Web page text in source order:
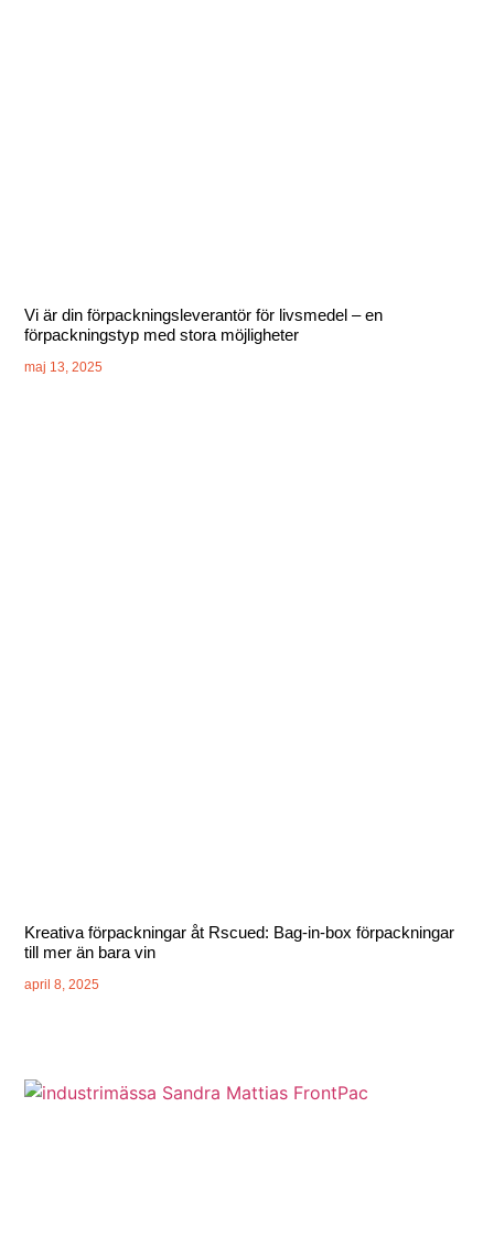
Vi är din förpackningsleverantör för livsmedel – en
förpackningstyp med stora möjligheter
maj 13, 2025
Kreativa förpackningar åt Rscued: Bag-in-box förpackningar
till mer än bara vin
april 8, 2025